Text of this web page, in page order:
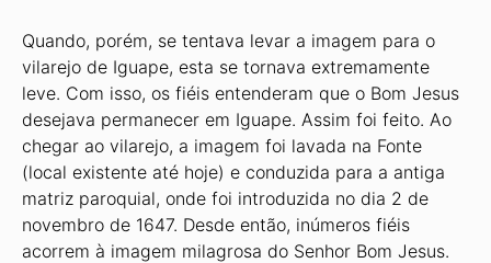
Quando, porém, se tentava levar a imagem para o
vilarejo de Iguape, esta se tornava extremamente
leve. Com isso, os fiéis entenderam que o Bom Jesus
desejava permanecer em Iguape. Assim foi feito. Ao
chegar ao vilarejo, a imagem foi lavada na Fonte
(local existente até hoje) e conduzida para a antiga
matriz paroquial, onde foi introduzida no dia 2 de
novembro de 1647. Desde então, inúmeros fiéis
acorrem à imagem milagrosa do Senhor Bom Jesus.